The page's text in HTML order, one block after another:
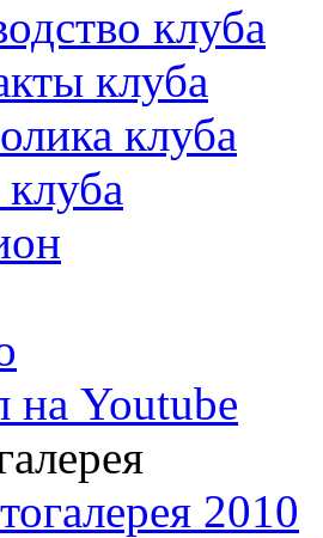
клуба
клуба
клуба
на Youtube
2010